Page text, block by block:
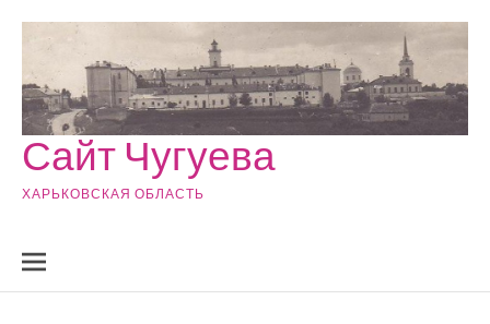
Сайт Чугуева
ХАРЬКОВСКАЯ ОБЛАСТЬ